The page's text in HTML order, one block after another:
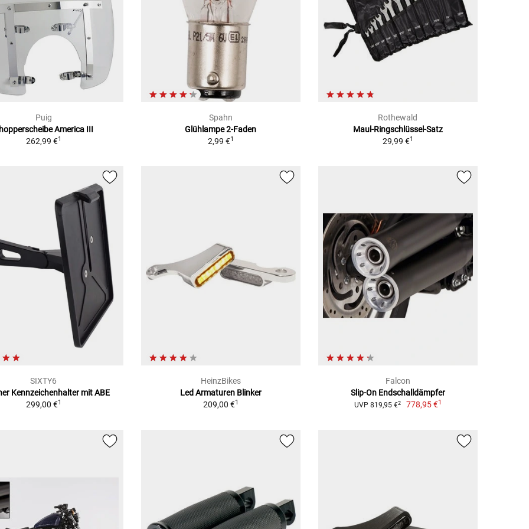
Puig
America III
262,99 €1
Spahn
Glühlampe 2-Faden
2,99 €1
Rothewald
Maul-Ringschlüssel-Satz
29,99 €1
SIXTY6
Kennzeichenhalter mit ABE
299,00 €1
HeinzBikes
Led Armaturen Blinker
209,00 €1
Falcon
Slip-On Endschalldämpfer
UVP 819,95 €2 778,95 €1